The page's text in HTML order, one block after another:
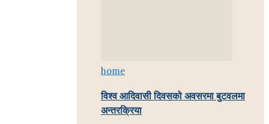
home
विश्व आदिवासी दिवसको अवसरमा बुटवलमा
अन्तरक्रिया